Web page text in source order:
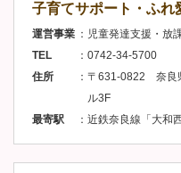
子育てサポート・ふ
運営事業
児童発達支援・放
TEL
0742-34-5700
住所
〒631-0822 奈良
ル3F
最寄駅
近鉄奈良線「大和